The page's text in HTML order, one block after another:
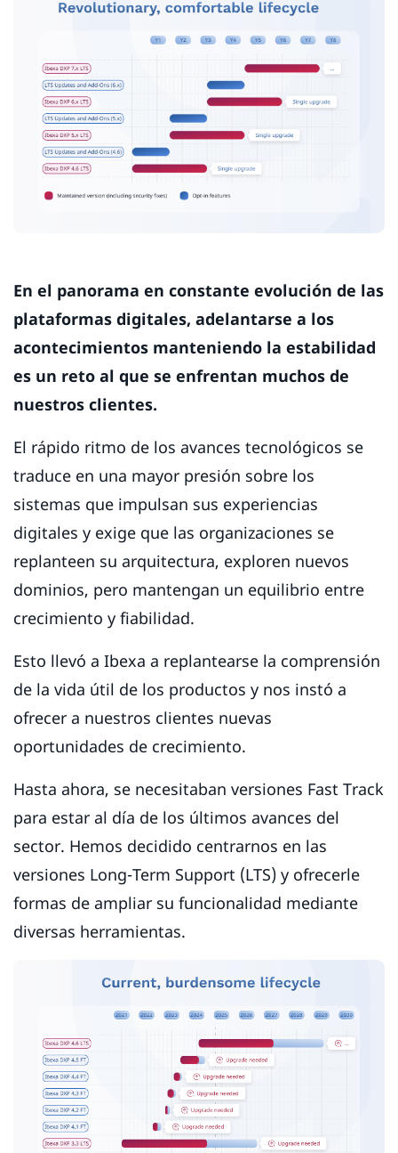
En el panorama en constante evolución de las
plataformas digitales, adelantarse a los
acontecimientos manteniendo la estabilidad
es un reto al que se enfrentan muchos de
nuestros clientes.
El rápido ritmo de los avances tecnológicos se
traduce en una mayor presión sobre los
sistemas que impulsan sus experiencias
digitales y exige que las organizaciones se
replanteen su arquitectura, exploren nuevos
dominios, pero mantengan un equilibrio entre
crecimiento y fiabilidad.
Esto llevó a Ibexa a replantearse la comprensión
de la vida útil de los productos y nos instó a
ofrecer a nuestros clientes nuevas
oportunidades de crecimiento.
Hasta ahora, se necesitaban versiones Fast Track
para estar al día de los últimos avances del
sector. Hemos decidido centrarnos en las
versiones Long-Term Support (LTS) y ofrecerle
formas de ampliar su funcionalidad mediante
diversas herramientas.